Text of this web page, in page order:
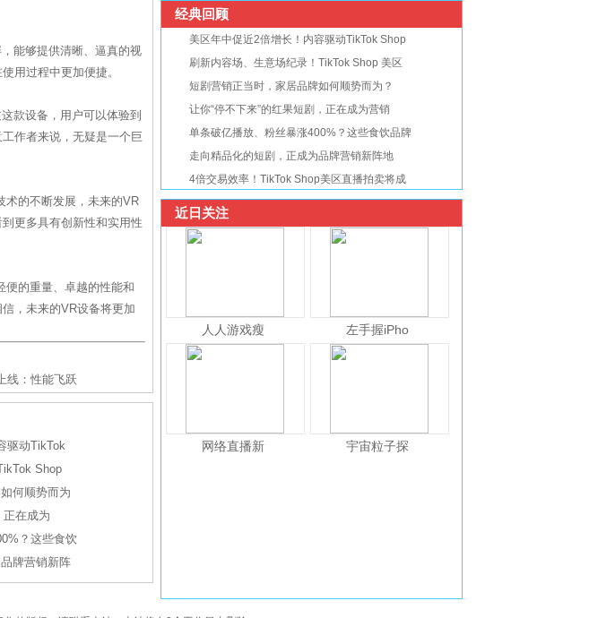
能够提供清晰、逼真的视
用过程中更加便捷。
款设备，用户可以体验到
作者来说，无疑是一个巨
术的不断发展，未来的VR
更多具有创新性和实用性
便的重量、卓越的性能和
，未来的VR设备将更加
线：性能飞跃
驱动TikTok
Shop
何顺势而为
正在成为
？这些食饮
牌营销新阵
经典回顾
美区年中促近2倍增长！内容驱动TikTok Shop
刷新内容场、生意场纪录！TikTok Shop 美区
短剧营销正当时，家居品牌如何顺势而为？
让你“停不下来”的红果短剧，正在成为营销
单条破亿播放、粉丝暴涨400%？这些食饮品牌
走向精品化的短剧，正成为品牌营销新阵地
4倍交易效率！TikTok Shop美区直播拍卖将成
近日关注
人人游戏瘦 左手握iPho
网络直播新 宇宙粒子探